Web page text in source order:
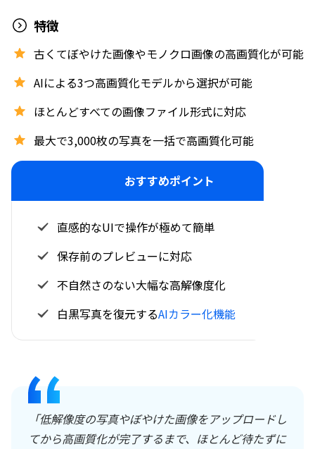
特徴
古くてぼやけた画像やモノクロ画像の高画質化が可能
AIによる3つ高画質化モデルから選択が可能
ほとんどすべての画像ファイル形式に対応
最大で3,000枚の写真を一括で高画質化可能
おすすめポイント
直感的なUIで操作が極めて簡単
保存前のプレビューに対応
不自然さのない大幅な高解像度化
白黒写真を復元するAIカラー化機能
「低解像度の写真やぼやけた画像をアップロードし
てから高画質化が完了するまで、ほとんど待たずに